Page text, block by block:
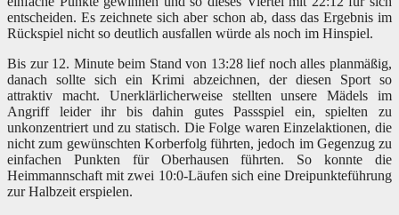
entscheiden. Es zeichnete sich aber schon ab, dass das Ergebnis im
Rückspiel nicht so deutlich ausfallen würde als noch im Hinspiel.
Bis zur 12. Minute beim Stand von 13:28 lief noch alles planmäßig,
danach sollte sich ein Krimi abzeichnen, der diesen Sport so
attraktiv macht. Unerklärlicherweise stellten unsere Mädels im
Angriff leider ihr bis dahin gutes Passspiel ein, spielten zu
unkonzentriert und zu statisch. Die Folge waren Einzelaktionen, die
nicht zum gewünschten Korberfolg führten, jedoch im Gegenzug zu
einfachen Punkten für Oberhausen führten. So konnte die
Heimmannschaft mit zwei 10:0-Läufen sich eine Dreipunkteführung
zur Halbzeit erspielen.